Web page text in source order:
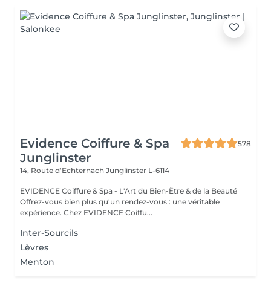
Evidence Coiffure & Spa
Junglinster
578
14, Route d‘Echternach Junglinster L-6114
EVIDENCE Coiffure & Spa - L'Art du Bien-Être & de la Beauté
Offrez-vous bien plus qu'un rendez-vous : une véritable
expérience. Chez EVIDENCE Coiffu...
Inter-Sourcils
Lèvres
Menton